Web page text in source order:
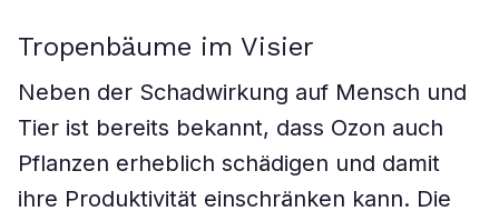
Tropenbäume im Visier
Neben der Schadwirkung auf Mensch und
Tier ist bereits bekannt, dass Ozon auch
Pflanzen erheblich schädigen und damit
ihre Produktivität einschränken kann. Die